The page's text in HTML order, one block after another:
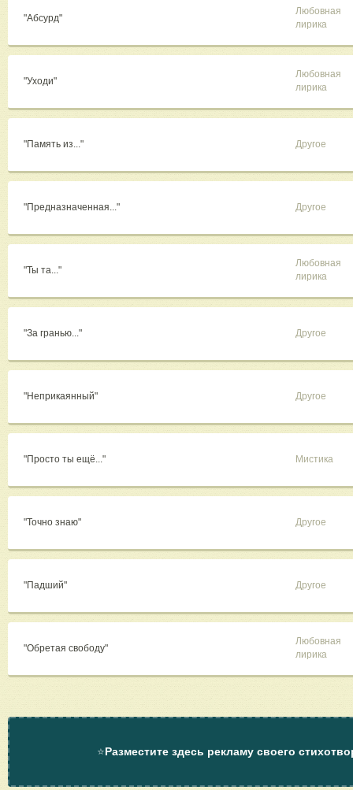
"Абсурд"
Любовная
лирика
"Уходи"
Любовная
лирика
"Память из..." Другое
"Предназначенная..." Другое
"Ты та..."
Любовная
лирика
"За гранью..." Другое
"Неприкаянный" Другое
"Просто ты ещё..." Мистика
"Точно знаю" Другое
"Падший" Другое
"Обретая свободу"
Любовная
лирика
⭐Разместите здесь рекламу своего